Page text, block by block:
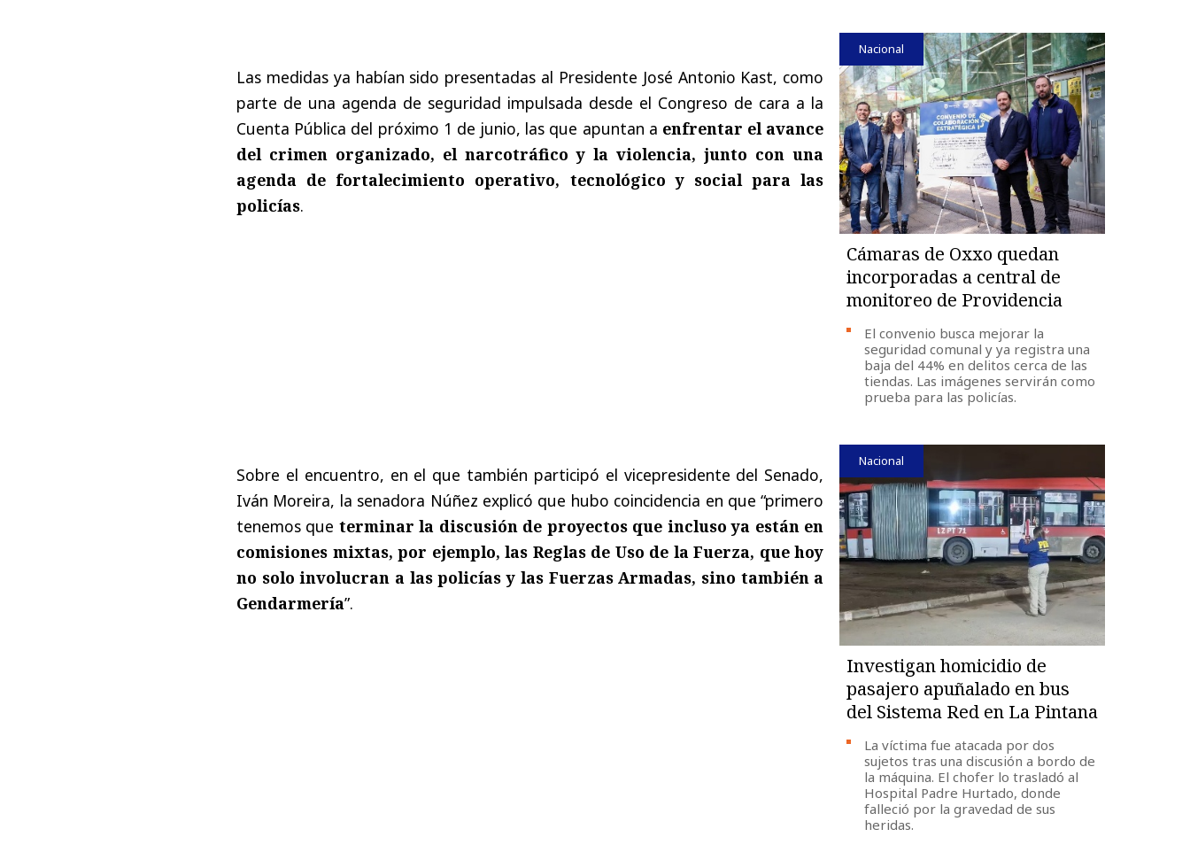
Las medidas ya habían sido presentadas al Presidente José Antonio Kast, como
parte de una agenda de seguridad impulsada desde el Congreso de cara a la
Cuenta Pública del próximo 1 de junio, las que apuntan a enfrentar el avance
del crimen organizado, el narcotráfico y la violencia, junto con una
agenda de fortalecimiento operativo, tecnológico y social para las
policías.
Sobre el encuentro, en el que también participó el vicepresidente del Senado,
Iván Moreira, la senadora Núñez explicó que hubo coincidencia en que “primero
tenemos que terminar la discusión de proyectos que incluso ya están en
comisiones mixtas, por ejemplo, las Reglas de Uso de la Fuerza, que hoy
no solo involucran a las policías y las Fuerzas Armadas, sino también a
Gendarmería”.
Nacional
Cámaras de Oxxo quedan
incorporadas a central de
monitoreo de Providencia
El convenio busca mejorar la
seguridad comunal y ya registra una
baja del 44% en delitos cerca de las
tiendas. Las imágenes servirán como
prueba para las policías.
Nacional
Investigan homicidio de
pasajero apuñalado en bus
del Sistema Red en La Pintana
La víctima fue atacada por dos
sujetos tras una discusión a bordo de
la máquina. El chofer lo trasladó al
Hospital Padre Hurtado, donde
falleció por la gravedad de sus
heridas.